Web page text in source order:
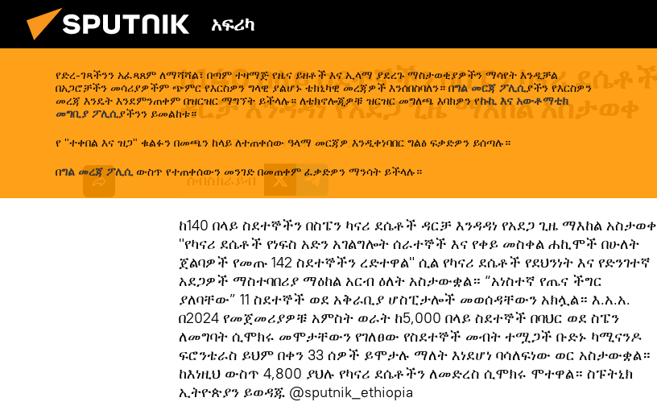
አፍሪካ
የድረ-ገጻችንን አፈጻጸም ለማሻሻል፣ በጣም ተዛማጅ የዜና ይዘቶች እና ኢላማ ያደረጉ ማስታወቂያዎችን ማሳየት እንዲቻል
በአጋሮቻችን መሳሪያዎችም ጭምር የእርስዎን ግላዊ ያልሆኑ ቴክኒካዊ መረጃዎች እንሰበስባለን። በግል መርጃ ፖሊሲያችን የእርስዎን
መረጃ እንዴት እንደምንጠቀም በዝርዝር ማግኘት ይችላሉ። ለቴክኖሎጂዎቹ ዝርዝር መግለጫ እባክዎን የኩኪ እና አውቶማቲክ
መግቢያ ፖሊሲያችንን ይመልከቱ።
የ "ተቀበል እና ዝጋ" ቁልፉን በመጫን ከላይ ለተጠቀሰው ዓላማ መርጃዎ እንዲቀነባበር ግልፅ ፍቃድዎን ይሰጣሉ።
በግል መረጃ ፖሊሲውስጥ የተጠቀሰውን መንገድ በመጠቀም ፈቃድዎን ማንሳት ይችላሉ።
ከ140 በላይ ስደተኞችን በስፔን ካናሪ ደሴቶች
ዳርቻ እንዳዳነ የአደጋ ጊዜ ማእከል አስታወቀ
17:46 20.07.2024 (የተሻሻለ:18:20 20.07.2024 )
ሰብስክራይብ
ከ140 በላይ ስደተኞችን በስፔን ካናሪ ደሴቶች ዳርቻ እንዳዳነ የአደጋ ጊዜ ማእከል አስታወቀ
"የካናሪ ደሴቶች የነፍስ አድን አገልግሎት ሰራተኞች እና የቀይ መስቀል ሐኪሞች በሁለት
ጀልባዎች የመጡ 142 ስደተኞችን ረድተዋል" ሲል የካናሪ ደሴቶች የደህንነት እና የድንገተኛ
አደጋዎች ማስተባበሪያ ማዕከል አርብ ዕለት አስታውቋል። “አነስተኛ የጤና ችግር
ያለባቸው” 11 ስደተኞች ወደ አቅራቢያ ሆስፒታሎች መወሰዳቸውን አክሏል። እ.አ.አ.
በ2024 የመጀመሪያዎቹ አምስት ወራት ከ5,000 በላይ ስደተኞች በባህር ወደ ስፔን
ለመግባት ሲሞክሩ መሞታቸውን የገለፀው የስደተኞች መብት ተሟጋች ቡድኑ ካሚናንዶ
ፍሮንቴራስ ይህም በቀን 33 ሰዎች ይሞታሉ ማለት እነደሆነ ባሳለፍነው ወር አስታውቋል።
ከእነዚህ ውስጥ 4,800 ያህሉ የካናሪ ደሴቶችን ለመድረስ ሲሞክሩ ሞተዋል። ስፑትኒክ
ኢትዮጵያን ይወዳጁ @sputnik_ethiopia